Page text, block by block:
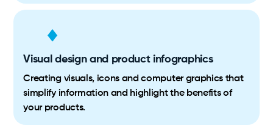
Visual design and product infographics
Creating visuals, icons and computer graphics that
simplify information and highlight the benefits of
your products.